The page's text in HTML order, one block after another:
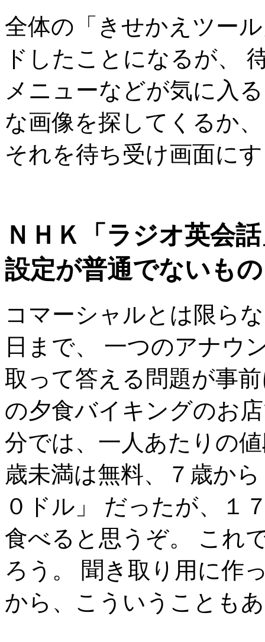
全体の「きせかえツー
ドしたことになるが、
メニューなどが気に入
な画像を探してくるか
それを待ち受け画面に
ＮＨＫ「ラジオ英会
設定が普通でないも
コマーシャルとは限ら
日まで、 一つのアナウ
取って答える問題が事
の夕食バイキングのお
分では、一人あたりの
歳未満は無料、７歳か
０ドル」 だったが、１
食べると思うぞ。 これ
ろう。 聞き取り用に作
から、こういうことも